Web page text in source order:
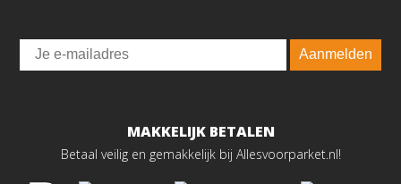
Email
Aanmelden
MAKKELIJK BETALEN
Betaal veilig en gemakkelijk bij Allesvoorparket.nl!